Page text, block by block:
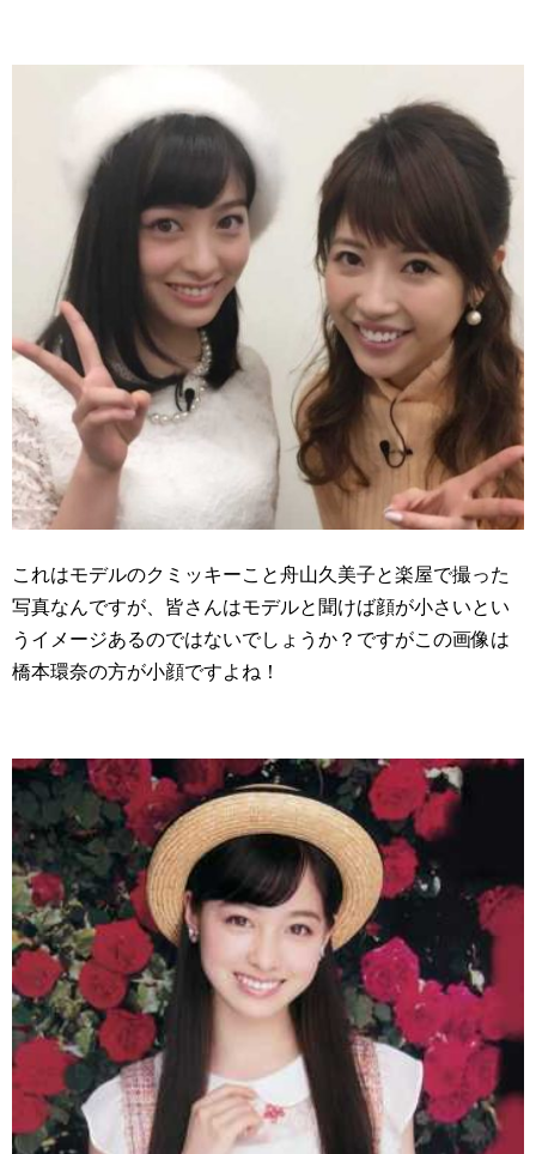
これはモデルのクミッキーこと舟山久美子と楽屋で撮った
写真なんですが、皆さんはモデルと聞けば顔が小さいとい
うイメージあるのではないでしょうか？ですがこの画像は
橋本環奈の方が小顔ですよね！